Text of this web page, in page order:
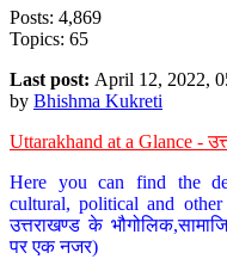
Posts: 4,869
Topics: 65
Last post: April 12, 2022,
by Bhishma Kukreti
Uttarakhand at a Glance -
Here you can find the
cultural, political and
उत्तराखण्ड के
पर एक नजर)